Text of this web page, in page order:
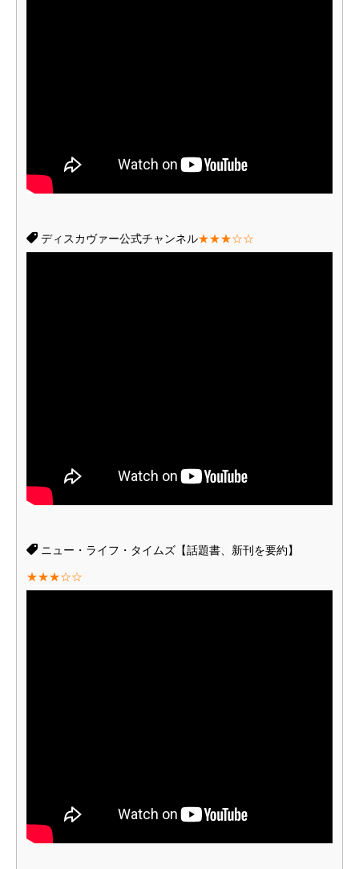
ディスカヴァー公式チャンネル★★★☆☆
ニュー・ライフ・タイムズ【話題書、新刊を要約】
★★★☆☆